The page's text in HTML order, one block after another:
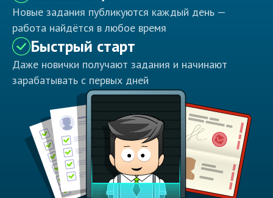
Новые задания публикуются каждый день —
работа найдётся в любое время
Быстрый старт
Даже новички получают задания и начинают
зарабатывать с первых дней